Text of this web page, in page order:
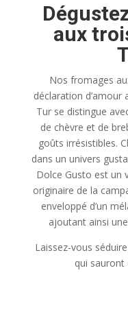
aux
Nos fromages
déclaration d’amour
Tur se distingue
de chèvre et de
goûts irrésistibles.
dans un univers
Dolce Gusto est un
originaire de la
enveloppé d’un
ajoutant ainsi
Laissez-vous
qui sauront